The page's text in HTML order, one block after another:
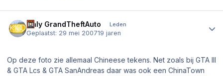
Only GrandTheftAuto Leden
Geplaatst: 29 mei 200719 jaren
Op deze foto zie allemaal Chineese tekens. Net zoals bij GTA III
& GTA Lcs & GTA SanAndreas daar was ook een ChinaTown